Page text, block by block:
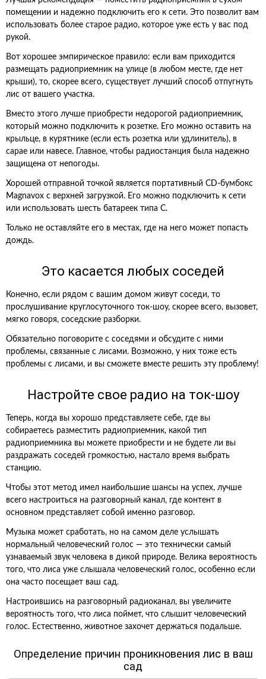
помещении и надежно подключить его к сети. Это позволит вам
использовать более старое радио, которое уже есть у вас под
рукой.
Вот хорошее эмпирическое правило: если вам приходится
размещать радиоприемник на улице (в любом месте, где нет
крыши), то, скорее всего, существует лучший способ отпугнуть
лис от вашего участка.
Вместо этого лучше приобрести недорогой радиоприемник,
который можно подключить к розетке. Его можно оставить на
крыльце, в курятнике (если есть розетка или удлинитель), в
сарае или навесе. Главное, чтобы радиостанция была надежно
защищена от непогоды.
Хорошей отправной точкой является портативный CD-бумбокс
Magnavox с верхней загрузкой. Его можно подключить к сети
или использовать шесть батареек типа C.
Только не оставляйте его в местах, где на него может попасть
дождь.
Это касается любых соседей
Конечно, если рядом с вашим домом живут соседи, то
прослушивание круглосуточного ток-шоу, скорее всего, вызовет,
мягко говоря, соседские разборки.
Обязательно поговорите с соседями и обсудите с ними
проблемы, связанные с лисами. Возможно, у них тоже есть
проблемы с лисами, и вы сможете вместе решить эту проблему!
Настройте свое радио на ток-шоу
Теперь, когда вы хорошо представляете себе, где вы
собираетесь разместить радиоприемник, какой тип
радиоприемника вы можете приобрести и не будете ли вы
раздражать соседей громкостью, настало время выбрать
станцию.
Чтобы этот метод имел наибольшие шансы на успех, лучше
всего настроиться на разговорный канал, где контент в
основном представляет собой именно разговор.
Музыка может сработать, но на самом деле услышать
нормальный человеческий голос — это технически самый
узнаваемый звук человека в дикой природе. Велика вероятность
того, что лиса уже слышала человеческий голос, особенно если
она часто посещает ваш сад.
Настроившись на разговорный радиоканал, вы увеличите
вероятность того, что лиса поймет, что слышит человеческий
голос. Естественно, животное захочет держаться подальше.
Определение причин проникновения лис в ваш
сад